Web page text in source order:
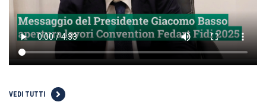
VEDI TUTTI